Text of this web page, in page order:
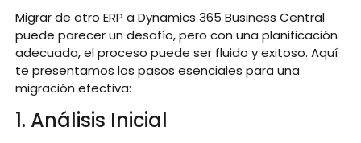
Migrar de otro ERP a Dynamics 365 Business Central
puede parecer un desafío, pero con una planificación
adecuada, el proceso puede ser fluido y exitoso. Aquí
te presentamos los pasos esenciales para una
migración efectiva:
1. Análisis Inicial